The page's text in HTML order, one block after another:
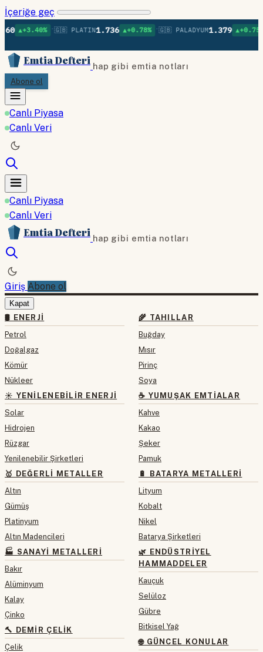
İçeriğe geç
🇬🇧 PLATIN1.736 ▲+0.78% 🇬🇧 PALADYUM 1.379 ▲+0.75% 🇬🇧
Emtia Defteri hap gibi emtia notları
Abone ol
Canlı Piyasa
Canlı Veri
Canlı Piyasa
Canlı Veri
Emtia Defteri hap gibi emtia notları
Giriş Abone ol
Kapat
🛢 ENERJI
Petrol
Doğalgaz
Kömür
Nükleer
☀️ YENILENEBILIR ENERJI
Solar
Hidrojen
Rüzgar
Yenilenebilir Şirketleri
🥇 DEĞERLI METALLER
Altın
Gümüş
Platinyum
Altın Madencileri
🏭 SANAYI METALLERI
Bakır
Alüminyum
Kalay
Çinko
🔨 DEMIR ÇELIK
Çelik
🌾 TAHILLAR
Buğday
Mısır
Pirinç
Soya
☕ YUMUŞAK EMTIALAR
Kahve
Kakao
Şeker
Pamuk
🔋 BATARYA METALLERI
Lityum
Kobalt
Nikel
Batarya Şirketleri
🌿 ENDÜSTRIYEL
HAMMADDELER
Kauçuk
Selüloz
Gübre
Bitkisel Yağ
🌐 GÜNCEL KONULAR